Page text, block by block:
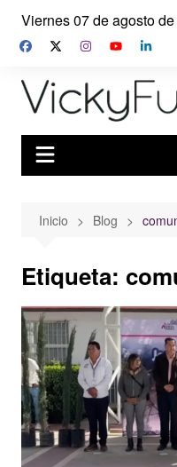
Saltar
contenido
Viernes 07 de agosto
Inicio Blog
Etiqueta: